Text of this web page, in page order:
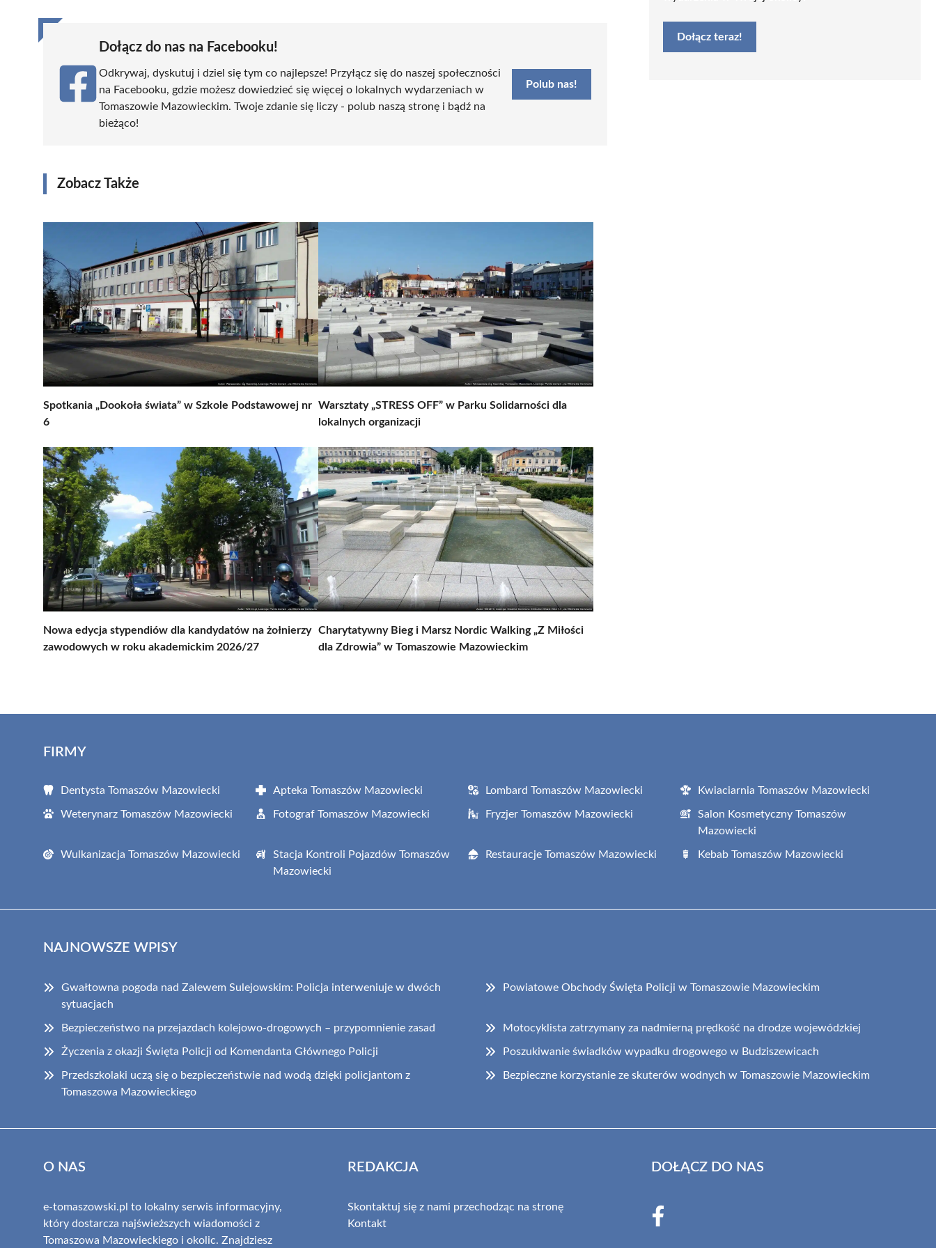
Dołącz do nas na Facebooku!
Odkrywaj, dyskutuj i dziel się tym co najlepsze! Przyłącz się do naszej społeczności
na Facebooku, gdzie możesz dowiedzieć się więcej o lokalnych wydarzeniach w
Tomaszowie Mazowieckim. Twoje zdanie się liczy - polub naszą stronę i bądź na
bieżąco!
Polub nas!
Zobacz Także
Spotkania „Dookoła świata” w Szkole Podstawowej nr
6
Warsztaty „STRESS OFF” w Parku Solidarności dla
lokalnych organizacji
Nowa edycja stypendiów dla kandydatów na żołnierzy
zawodowych w roku akademickim 2026/27
Charytatywny Bieg i Marsz Nordic Walking „Z Miłości
dla Zdrowia” w Tomaszowie Mazowieckim
Dołącz teraz!
FIRMY
Dentysta Tomaszów Mazowiecki Apteka Tomaszów Mazowiecki Lombard Tomaszów Mazowiecki Kwiaciarnia Tomaszów Mazowiecki
Weterynarz Tomaszów Mazowiecki Fotograf Tomaszów Mazowiecki Fryzjer Tomaszów Mazowiecki
Salon Kosmetyczny Tomaszów
Mazowiecki
Wulkanizacja Tomaszów Mazowiecki
Stacja Kontroli Pojazdów Tomaszów
Mazowiecki
Restauracje Tomaszów Mazowiecki Kebab Tomaszów Mazowiecki
NAJNOWSZE WPISY
Gwałtowna pogoda nad Zalewem Sulejowskim: Policja interweniuje w dwóch
sytuacjach
Powiatowe Obchody Święta Policji w Tomaszowie Mazowieckim
Bezpieczeństwo na przejazdach kolejowo-drogowych – przypomnienie zasad Motocyklista zatrzymany za nadmierną prędkość na drodze wojewódzkiej
Życzenia z okazji Święta Policji od Komendanta Głównego Policji Poszukiwanie świadków wypadku drogowego w Budziszewicach
Przedszkolaki uczą się o bezpieczeństwie nad wodą dzięki policjantom z
Tomaszowa Mazowieckiego
Bezpieczne korzystanie ze skuterów wodnych w Tomaszowie Mazowieckim
O NAS
e-tomaszowski.pl to lokalny serwis informacyjny,
który dostarcza najświeższych wiadomości z
Tomaszowa Mazowieckiego i okolic. Znajdziesz
REDAKCJA
Skontaktuj się z nami przechodząc na stronę
Kontakt
DOŁĄCZ DO NAS